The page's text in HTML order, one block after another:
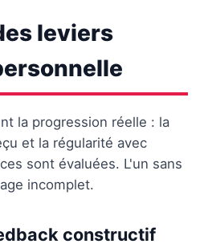
leviers
la progression réelle : la
et la régularité avec
sont évaluées. L'un sans
incomplet.
constructif